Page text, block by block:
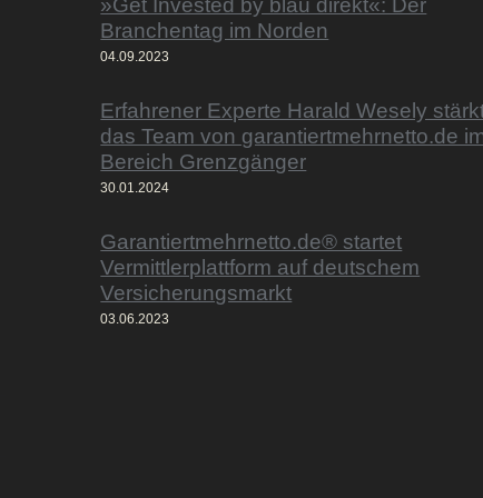
Branchentag im Norden
04.09.2023
Erfahrener Experte Harald Wesely
das Team von garantiertmehrnetto.de
Bereich Grenzgänger
30.01.2024
Garantiertmehrnetto.de® startet
Vermittlerplattform auf deutschem
Versicherungsmarkt
03.06.2023